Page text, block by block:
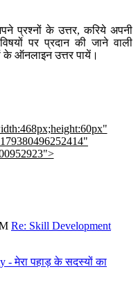
प्रश्नों के उत्तर, करिये अपनी
विषयों पर प्रदान की जाने वाली
के ऑनलाइन उत्तर पायें।
Re: Skill Development
- मेरा पहाड़ के सदस्यों का